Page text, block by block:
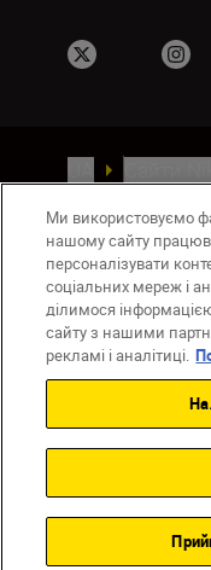
Умови
Повідомлення
Налаштування
© 2026 Nikon
Ми використовуємо
нашому сайту
персоналізувати
соціальних мереж і
ділимося
сайту з нашими
рекламі і аналітиці.